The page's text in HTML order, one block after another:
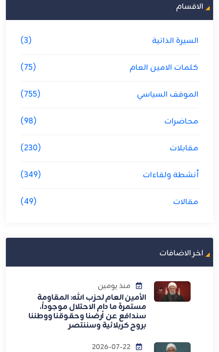
الاقسام
السيرة الذاتية (3)
كلمات الامين العام (75)
الموقف السياسي (755)
محاضرات (98)
مقابلات (230)
أنشطة ولقاءات (349)
مقالات (49)
اخر الاضافات
منذ يومين
الأمين العام لحزب الله: المقاومة
مستمرة ما دام الاحتلال موجوداً،
سندافع عن أرضنا وحقوقنا ووطننا
بروح كربلائية وسننتصر